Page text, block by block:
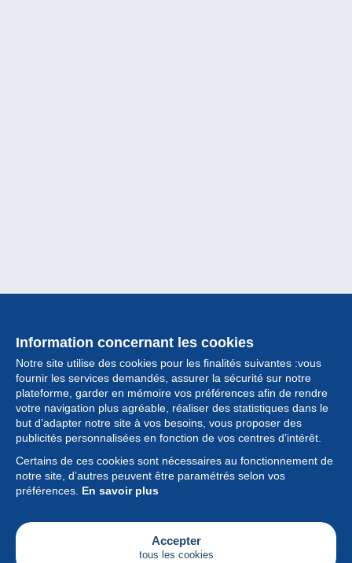
Information concernant les cookies
Notre site utilise des cookies pour les finalités suivantes :vous
fournir les services demandés, assurer la sécurité sur notre
plateforme, garder en mémoire vos préférences afin de rendre
votre navigation plus agréable, réaliser des statistiques dans le
but d’adapter notre site à vos besoins, vous proposer des
publicités personnalisées en fonction de vos centres d’intérêt.
Certains de ces cookies sont nécessaires au fonctionnement de
notre site, d’autres peuvent être paramétrés selon vos
préférences. En savoir plus
Accepter
tous les cookies
Collection
Actualités
Fonctionnalités
Société